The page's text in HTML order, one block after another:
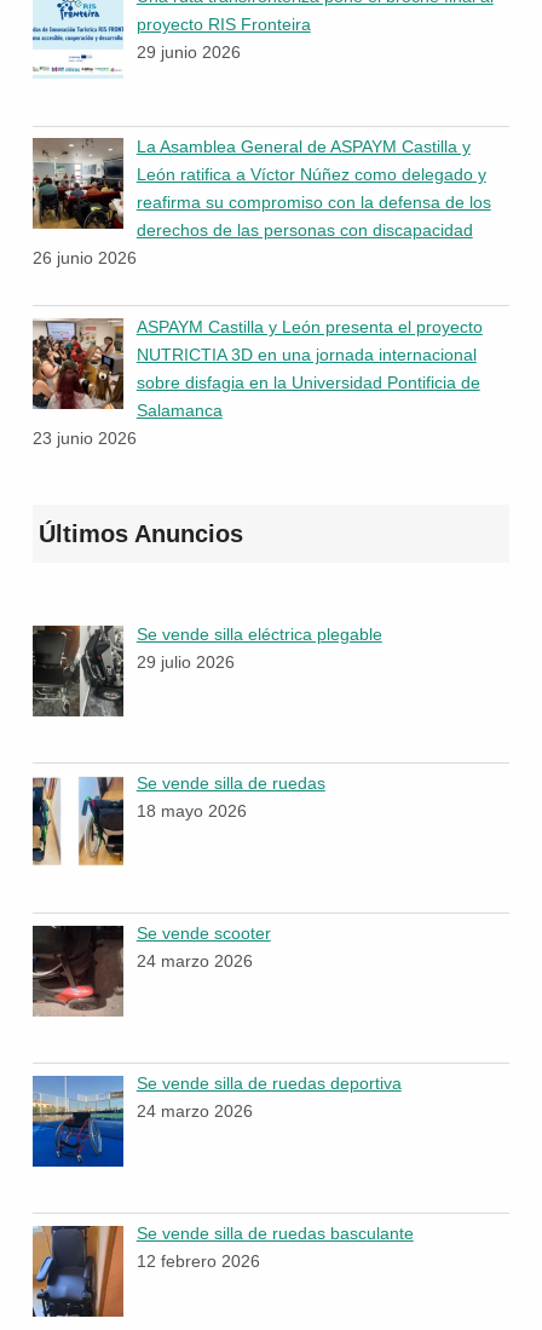
proyecto RIS Fronteira
29 junio 2026
La Asamblea General de ASPAYM Castilla y
León ratifica a Víctor Núñez como delegado y
reafirma su compromiso con la defensa de los
derechos de las personas con discapacidad
26 junio 2026
ASPAYM Castilla y León presenta el proyecto
NUTRICTIA 3D en una jornada internacional
sobre disfagia en la Universidad Pontificia de
Salamanca
23 junio 2026
Últimos Anuncios
Se vende silla eléctrica plegable
29 julio 2026
Se vende silla de ruedas
18 mayo 2026
Se vende scooter
24 marzo 2026
Se vende silla de ruedas deportiva
24 marzo 2026
Se vende silla de ruedas basculante
12 febrero 2026